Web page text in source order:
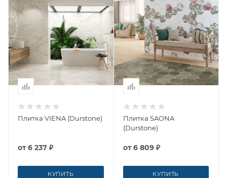
Плитка VIENA (Durstone)
от6 237 ₽
КУПИТЬ
Плитка SAONA
(Durstone)
от6 809 ₽
КУПИТЬ